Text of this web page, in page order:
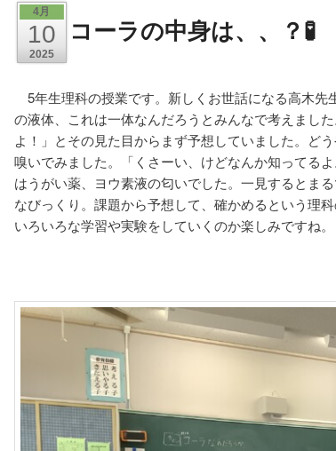
ビ
ー
ン
4月
10
2025
コーラの中身は、、？🧪
5年生理科の授業です。新しくお世話になる高木
の液体、これは一体なんだろうとみんなで考えまし
よ！」とその見た目からまず予想していました。ど
嗅いでみました。「くさーい、けどなんか知ってる
はうがい薬、
ヨウ素液の匂いでした。一見するとま
なびっくり。 課題から予想して、確かめるという理
いろいろな学習や実験をしていくのか楽しみですね。